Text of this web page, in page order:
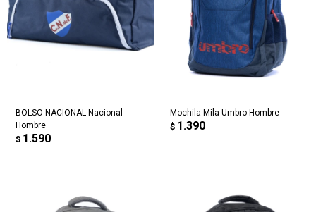
BOLSO NACIONAL Nacional
Hombre
$ 1.590
Mochila Mila Umbro Hombre
$ 1.390